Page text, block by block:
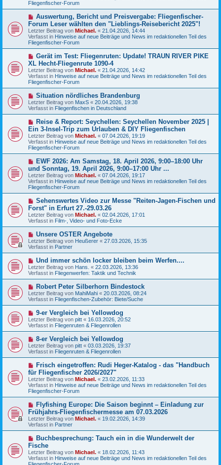
g
B
e
t
r
a
g
Fliegenfischer-Forum
N
u
e
r
B
e
t
r
a
g
Auswertung, Bericht und Preisvergabe: Fliegenfischer-
Forum Leser wählten den "Lieblings-Reisebericht 2025"!
Letzter Beitrag von Michael. « 21.04.2026, 14:44
Verfasst in Hinweise auf neue Beiträge und News im redaktionellen Teil des
Fliegenfischer-Forum
N
e
u
e
r
B
e
t
r
a
g
Gerät im Test: Fliegenruten: Update! TRAUN RIVER PIKE
XL Hecht-Fliegenrute 1090-4
Letzter Beitrag von Michael. « 21.04.2026, 14:42
Verfasst in Hinweise auf neue Beiträge und News im redaktionellen Teil des
Fliegenfischer-Forum
N
e
u
e
B
e
i
t
r
a
g
Situation nördliches Brandenburg
Letzter Beitrag von MaxS « 20.04.2026, 19:38
Verfasst in Fliegenfischen in Deutschland
N
e
u
e
r
B
e
t
r
a
g
Reise & Report: Seychellen: Seychellen November 2025 |
Ein 3-Insel-Trip zum Urlauben & DIY Fliegenfischen
Letzter Beitrag von Michael. « 07.04.2026, 19:19
Verfasst in Hinweise auf neue Beiträge und News im redaktionellen Teil des
Fliegenfischer-Forum
N
u
e
r
B
e
t
r
a
EWF 2026: Am Samstag, 18. April 2026, 9:00–18:00 Uhr
und Sonntag, 19. April 2026, 9:00–17:00 Uhr ...
Letzter Beitrag von Michael. « 07.04.2026, 19:17
Verfasst in Hinweise auf neue Beiträge und News im redaktionellen Teil des
Fliegenfischer-Forum
N
u
e
r
B
e
i
t
r
a
g
Sehenswertes Video zur Messe "Reiten-Jagen-Fischen und
Forst" in Erfurt 27.-29.03.26
Letzter Beitrag von Michael. « 02.04.2026, 17:01
Verfasst in Film-, Video- und Foto-Ecke
N
e
u
e
B
e
i
t
a
g
Unsere OSTER Angebote
Letzter Beitrag von Heußerer « 27.03.2026, 15:35
Verfasst in Partner
N
e
u
e
B
e
i
t
a
g
Und immer schön locker bleiben beim Werfen....
Letzter Beitrag von Hans. « 22.03.2026, 13:36
Verfasst in Fliegenwerfen: Taktik und Technik
N
e
u
e
B
e
i
t
a
g
Robert Peter Silberhorn Bindestock
Letzter Beitrag von MahiMahi « 20.03.2026, 08:24
Verfasst in Fliegenfischen-Zubehör: Biete/Suche
N
e
u
e
B
e
i
t
a
g
9-er Vergleich bei Yellowdog
Letzter Beitrag von pitt « 16.03.2026, 20:52
Verfasst in Fliegenruten & Fliegenrollen
N
e
u
e
B
e
i
t
r
a
g
8-er Vergleich bei Yellowdog
Letzter Beitrag von pitt « 03.03.2026, 19:37
Verfasst in Fliegenruten & Fliegenrollen
N
u
e
r
B
e
t
r
a
Frisch eingetroffen: Rudi Heger-Katalog - das "Handbuch
für Fliegenfischer 2026/2027"
Letzter Beitrag von Michael. « 23.02.2026, 11:33
Verfasst in Hinweise auf neue Beiträge und News im redaktionellen Teil des
Fliegenfischer-Forum
N
e
u
e
r
B
i
t
r
a
Flyfishing Europe: Die Saison beginnt – Einladung zur
Frühjahrs-Fliegenfischermesse am 07.03.2026
Letzter Beitrag von Michael. « 19.02.2026, 14:39
Verfasst in Partner
N
u
e
r
Buchbesprechung: Tauch ein in die Wunderwelt der
Fische
Letzter Beitrag von Michael. « 18.02.2026, 11:43
Verfasst in Hinweise auf neue Beiträge und News im redaktionellen Teil des